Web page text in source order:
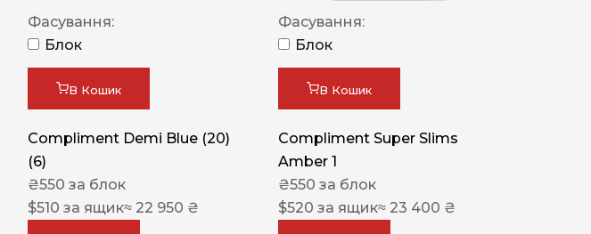
Фасування:
Блок
В Кошик
Compliment Demi Blue (20)
(6)
₴550 за блок
$510 за ящик≈ 22 950 ₴
Фасування:
Блок
В Кошик
Compliment Super Slims
Amber 1
₴550 за блок
$520 за ящик≈ 23 400 ₴